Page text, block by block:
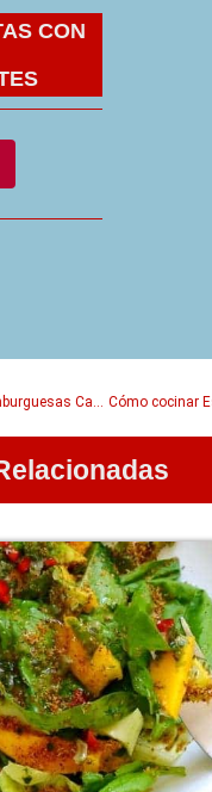
CON
Cómo hacer Hamburguesas Caseras: secreto de mi papá